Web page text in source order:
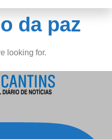
da paz
looking for.